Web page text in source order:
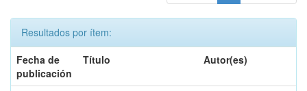
Resultados por ítem:
Fecha de
publicación
Título Autor(es)